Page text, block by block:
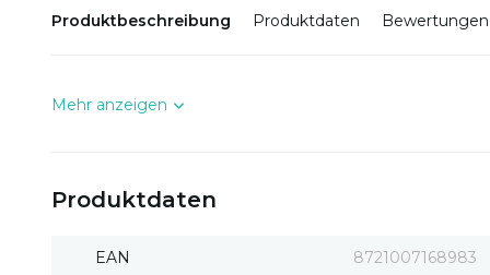
Produktbeschreibung Produktdaten Bewertungen
Mehr anzeigen
Produktdaten
EAN 8721007168983